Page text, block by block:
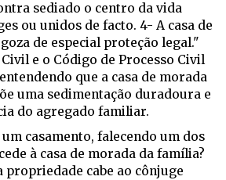
sediado o centro da vida
ou unidos de facto. 4- A casa de
de especial proteção legal."
e o Código de Processo Civil
que a casa de morada
uma sedimentação duradoura e
do agregado familiar.
casamento, falecendo um dos
à casa de morada da família?
propriedade cabe ao cônjuge